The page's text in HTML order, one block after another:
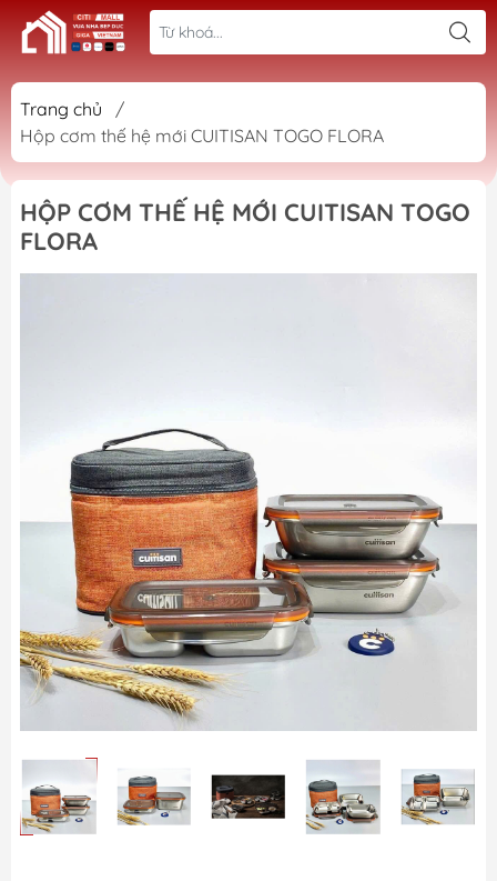
Trang chủ
/
Hộp cơm thế hệ mới CUITISAN TOGO FLORA
HỘP CƠM THẾ HỆ MỚI CUITISAN TOGO
FLORA